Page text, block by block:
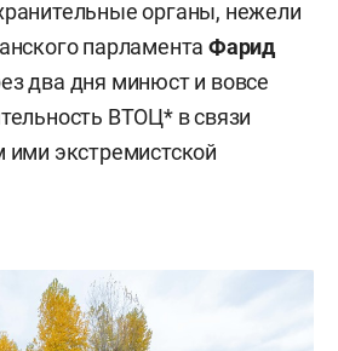
органы, нежели
парламента Фарид
два дня минюст и вовсе
ВТОЦ* в связи
ими экстремистской